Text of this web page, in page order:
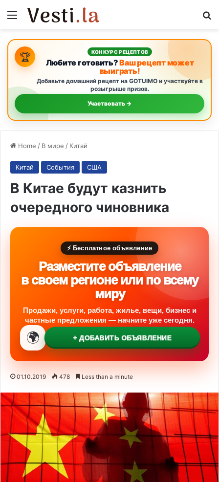
Menu
🏆 КОНКУРС РЕЦЕПТОВ
Любите готовить?Ваш рецепт может
выиграть!
Добавьте домашний рецепт на GOTUIMO и участвуйте в
розыгрыше призов.
Участвовать →
Home / В мире / Китай
Китай События США
В Китае будут казнить
очередного чиновника
⚡ Бесплатное объявление
Разместите объявление
в своем регионе или по всему
миру
Продажи, услуги, работа, жилье, вещи, бизнес и
частные предложения — начните уже сегодня.
🌍 + ДОБАВИТЬ ОБЪЯВЛЕНИЕ
01.10.2019 478 Less than a minute